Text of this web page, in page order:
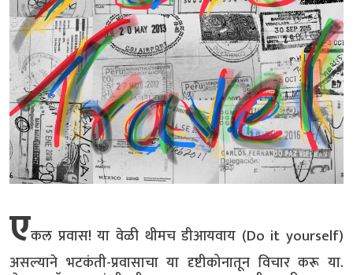
एकल प्रवास! या वेळी थीमच डीआयवाय (Do it yourself)
असल्याने भटकंती-प्रवासाचा या दृष्टीकोनातून विचार करू या.